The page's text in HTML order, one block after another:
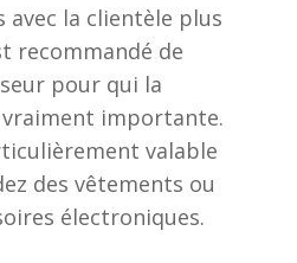
avec la clientèle plus
recommandé de
pour qui la
vraiment importante.
valable
des vêtements ou
électroniques.